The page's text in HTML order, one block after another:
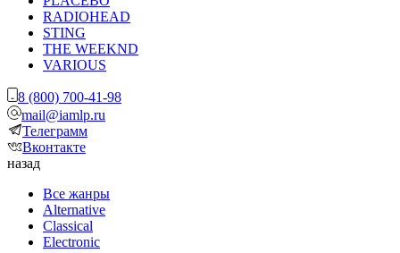
RADIOHEAD
STING
THE WEEKND
VARIOUS
8 (800) 700-41-98
mail@iamlp.ru
Телеграмм
Вконтакте
назад
Все жанры
Alternative
Classical
Electronic